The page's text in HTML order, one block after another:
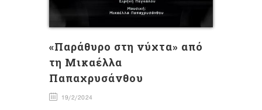
«Παράθυρο στη νύχτα» από
τη Μικαέλλα
Παπαχρυσάνθου
19/2/2024